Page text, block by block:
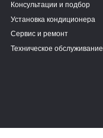
Консультации и подбор
Установка кондиционера
Сервис и ремонт
Техническое обслуживание